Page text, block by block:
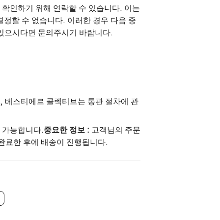
인하기 위해 연락할 수 있습니다. 이는
할 수 없습니다. 이러한 경우 다음 중
시다면 문의주시기 바랍니다.
베스티에르 콜렉티브는 통관 절차에 관
능합니다. 중요한 정보 : 고객님의 주문
료한 후에 배송이 진행됩니다.